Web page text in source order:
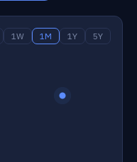
1W 1M 1Y 5Y